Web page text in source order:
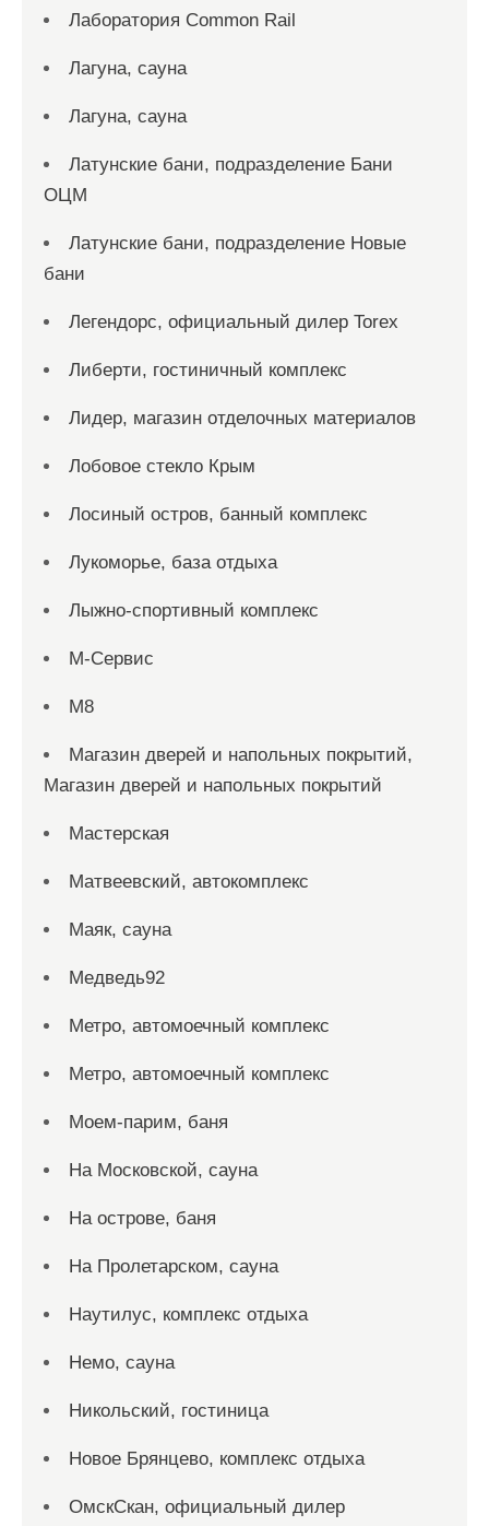
Лаборатория Common Rail
Лагуна, сауна
Лагуна, сауна
Латунские бани, подразделение Бани
ОЦМ
Латунские бани, подразделение Новые
бани
Легендорс, официальный дилер Torex
Либерти, гостиничный комплекс
Лидер, магазин отделочных материалов
Лобовое стекло Крым
Лосиный остров, банный комплекс
Лукоморье, база отдыха
Лыжно-спортивный комплекс
М-Сервис
М8
Магазин дверей и напольных покрытий,
Магазин дверей и напольных покрытий
Мастерская
Матвеевский, автокомплекс
Маяк, сауна
Медведь92
Метро, автомоечный комплекс
Метро, автомоечный комплекс
Моем-парим, баня
На Московской, сауна
На острове, баня
На Пролетарском, сауна
Наутилус, комплекс отдыха
Немо, сауна
Никольский, гостиница
Новое Брянцево, комплекс отдыха
ОмскСкан, официальный дилер